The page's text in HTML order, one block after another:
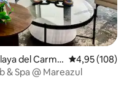
del Carme Évaluation
4,95 (108)
& Spa @ Mareazul